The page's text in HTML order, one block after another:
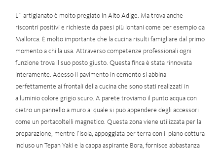
L´ artigianato è molto pregiato in Alto Adige. Ma trova anche
riscontri positivi e richieste da paesi più lontani come per esempio da
Mallorca. È molto importante che la cucina risulti famigliare dal primo
momento a chi la usa. Attraverso competenze professionali ogni
funzione trova il suo posto giusto. Questa finca è stata rinnovata
interamente. Adesso il pavimento in cemento si abbina
perfettamente ai frontali della cucina che sono stati realizzati in
alluminio colore grigio scuro. A parete troviamo il punto acqua con
dietro un pannello a muro al quale si può appendere degli accessori
come un portacoltelli magnetico. Questa zona viene utilizzata per la
preparazione, mentre l’isola, appoggiata per terra con il piano cottura
incluso un Tepan Yaki e la cappa aspirante Bora, fornisce abbastanza